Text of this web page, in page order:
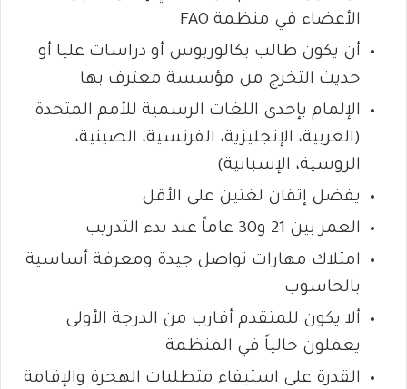
الأعضاء في منظمة FAO
أن يكون طالب بكالوريوس أو دراسات عليا أو
حديث التخرج من مؤسسة معترف بها
الإلمام بإحدى اللغات الرسمية للأمم المتحدة
(العربية، الإنجليزية، الفرنسية، الصينية،
الروسية، الإسبانية)
يفضل إتقان لغتين على الأقل
العمر بين 21 و30 عاماً عند بدء التدريب
امتلاك مهارات تواصل جيدة ومعرفة أساسية
بالحاسوب
ألا يكون للمتقدم أقارب من الدرجة الأولى
يعملون حالياً في المنظمة
القدرة على استيفاء متطلبات الهجرة والإقامة